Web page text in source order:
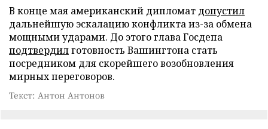
В конце мая американский дипломат допустил
дальнейшую эскалацию конфликта из-за обмена
мощными ударами. До этого глава Госдепа
подтвердилготовность Вашингтона стать
посредником для скорейшего возобновления
мирных переговоров.
Текст: Антон Антонов